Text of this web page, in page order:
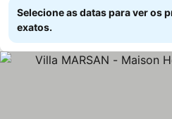
Selecione as datas para ver os
exatos.